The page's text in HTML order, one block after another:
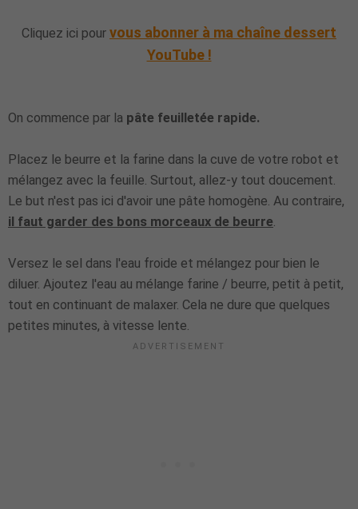
Cliquez ici pour vous abonner à ma chaîne dessert
YouTube !
On commence par la pâte feuilletée rapide.
Placez le beurre et la farine dans la cuve de votre robot et
mélangez avec la feuille. Surtout, allez-y tout doucement.
Le but n'est pas ici d'avoir une pâte homogène. Au contraire,
il faut garder des bons morceaux de beurre.
Versez le sel dans l'eau froide et mélangez pour bien le
diluer. Ajoutez l'eau au mélange farine / beurre, petit à petit,
tout en continuant de malaxer. Cela ne dure que quelques
petites minutes, à vitesse lente.